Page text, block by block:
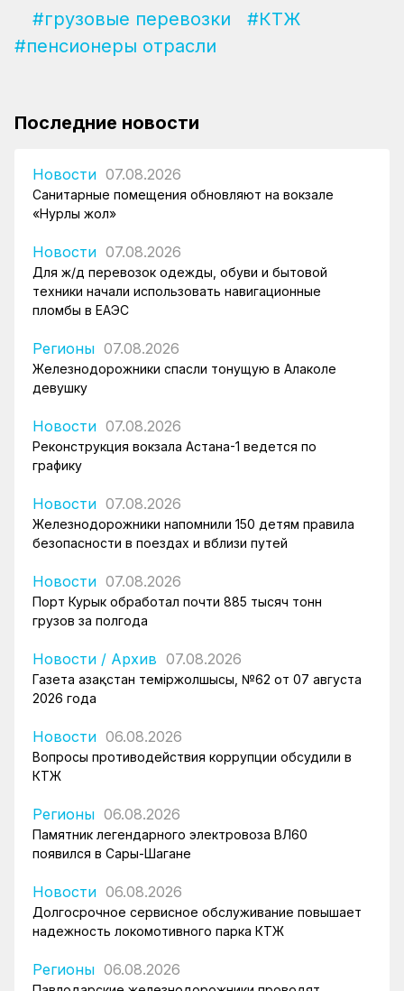
#грузовые перевозки
#КТЖ
#пенсионеры отрасли
Последние новости
Новости 07.08.2026
Санитарные помещения обновляют на вокзале
«Нурлы жол»
Новости 07.08.2026
Для ж/д перевозок одежды, обуви и бытовой
техники начали использовать навигационные
пломбы в ЕАЭС
Регионы 07.08.2026
Железнодорожники спасли тонущую в Алаколе
девушку
Новости 07.08.2026
Реконструкция вокзала Астана-1 ведется по
графику
Новости 07.08.2026
Железнодорожники напомнили 150 детям правила
безопасности в поездах и вблизи путей
Новости 07.08.2026
Порт Курык обработал почти 885 тысяч тонн
грузов за полгода
Новости / Архив 07.08.2026
Газета Қазақстан теміржолшысы, №62 от 07 августа
2026 года
Новости 06.08.2026
Вопросы противодействия коррупции обсудили в
КТЖ
Регионы 06.08.2026
Памятник легендарного электровоза ВЛ60
появился в Сары-Шагане
Новости 06.08.2026
Долгосрочное сервисное обслуживание повышает
надежность локомотивного парка КТЖ
Регионы 06.08.2026